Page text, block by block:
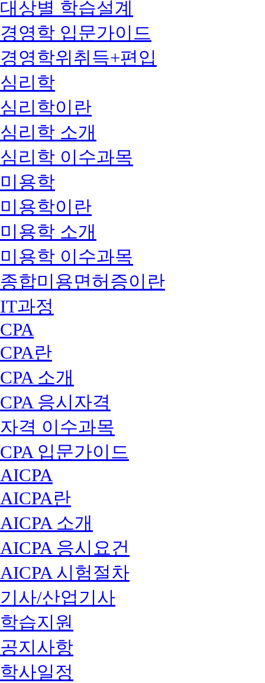
대상별 학습설계
경영학 입문가이드
경영학위취득+편입
심리학
심리학이란
심리학 소개
심리학 이수과목
미용학
미용학이란
미용학 소개
미용학 이수과목
종합미용면허증이란
IT과정
CPA
CPA란
CPA 소개
CPA 응시자격
자격 이수과목
CPA 입문가이드
AICPA
AICPA란
AICPA 소개
AICPA 응시요건
AICPA 시험절차
기사/산업기사
학습지원
공지사항
학사일정